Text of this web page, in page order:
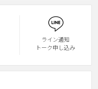
ライン通知
トーク申し込み